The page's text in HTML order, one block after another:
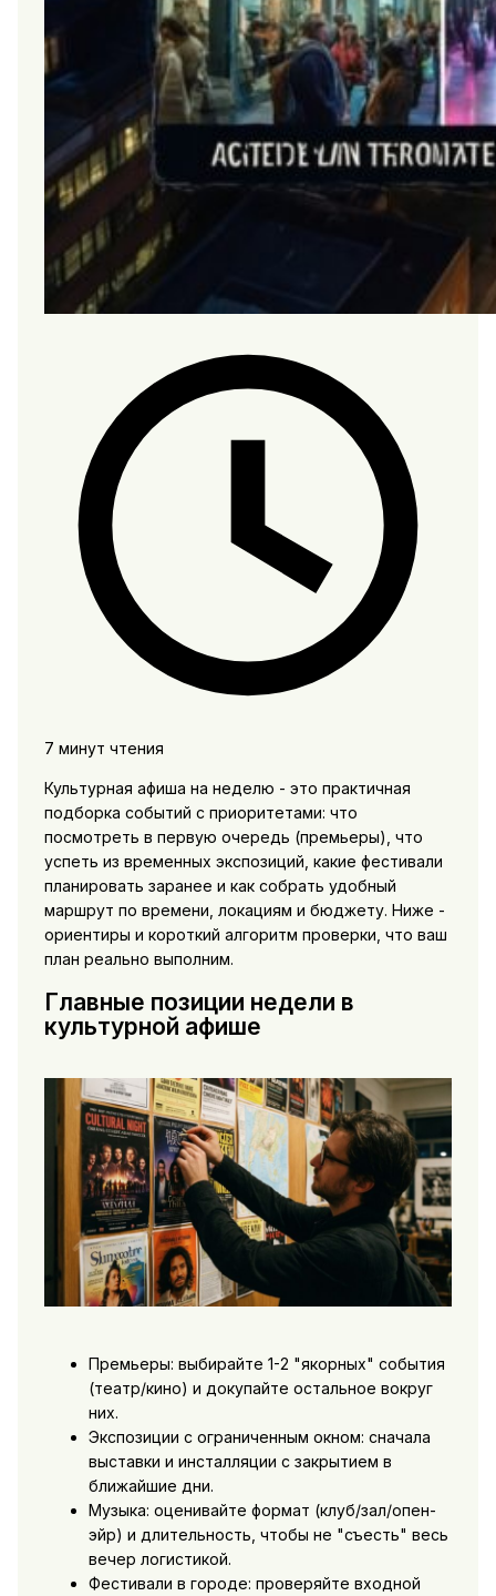
7 минут чтения
Культурная афиша на неделю - это практичная
подборка событий с приоритетами: что
посмотреть в первую очередь (премьеры), что
успеть из временных экспозиций, какие фестивали
планировать заранее и как собрать удобный
маршрут по времени, локациям и бюджету. Ниже -
ориентиры и короткий алгоритм проверки, что ваш
план реально выполним.
Главные позиции недели в
культурной афише
Премьеры: выбирайте 1-2 "якорных" события
(театр/кино) и докупайте остальное вокруг
них.
Экспозиции с ограниченным окном: сначала
выставки и инсталляции с закрытием в
ближайшие дни.
Музыка: оценивайте формат (клуб/зал/опен-
эйр) и длительность, чтобы не "съесть" весь
вечер логистикой.
Фестивали в городе: проверяйте входной